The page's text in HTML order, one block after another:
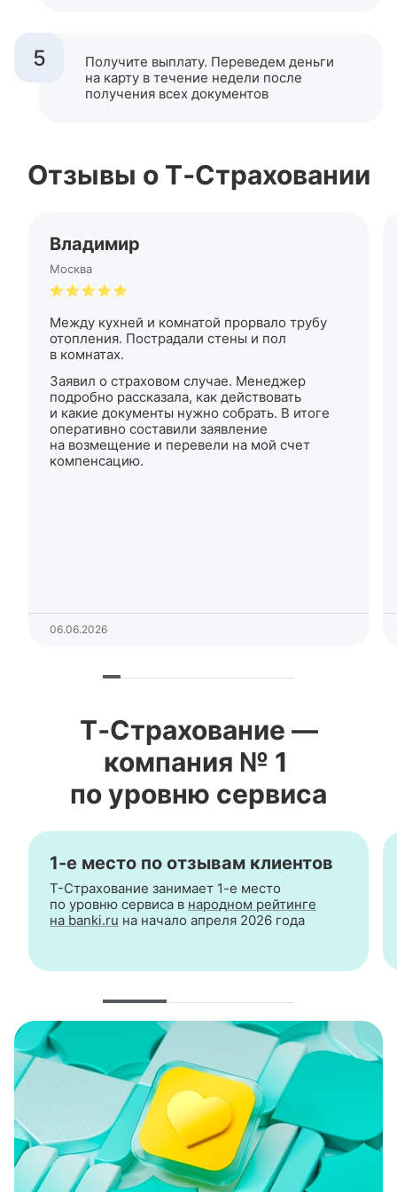
5
Получите выплату. Переведем деньги
на карту в течение недели после
получения всех документов
Отзывы о Т‑Страховании
Владимир
Москва
Между кухней и комнатой прорвало трубу
отопления. Пострадали стены и пол
в комнатах.
Заявил о страховом случае. Менеджер
подробно рассказала, как действовать
и какие документы нужно собрать. В итоге
оперативно составили заявление
на возмещение и перевели на мой счет
компенсацию.
06.06.2026
Т‑Страхование —
компания № 1
по уровню сервиса
1-е место по отзывам клиентов
Т-Страхование занимает 1-е место
по уровню сервиса в народном рейтинге
на banki.ru на начало апреля 2026 года